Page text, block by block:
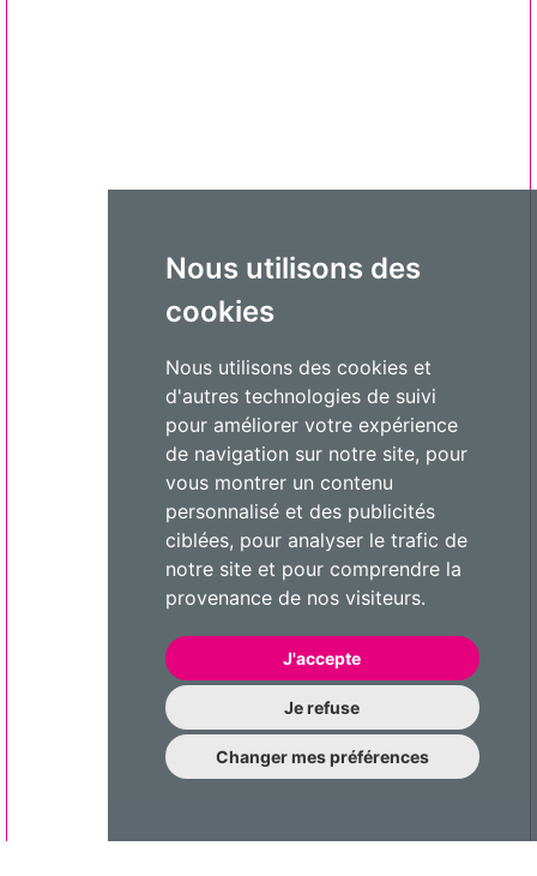
Nous utilisons des
cookies
Nous utilisons des cookies et
d'autres technologies de suivi
pour améliorer votre expérience
de navigation sur notre site, pour
vous montrer un contenu
personnalisé et des publicités
ciblées, pour analyser le trafic de
notre site et pour comprendre la
provenance de nos visiteurs.
J'accepte
Je refuse
Changer mes préférences